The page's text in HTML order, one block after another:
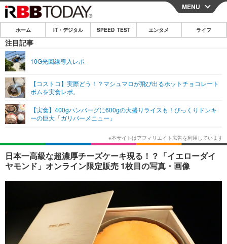
CLOSE
ホーム
IT・デジタル
ネタ
ショッピング その他
SPEED TEST
エンタメ
エンタメTOP
韓国・芸能
音楽 スポーツ
ショッピング
ライフ
ライフTOP グルメ
ペット ショッピング
その他
リリース一覧
プッシュ通知の停止方法
MENU
ホーム IT・デジタル SPEED TEST エンタメ ライフ
注目記事
10G光回線導入レポ
【コストコ】実際どう！？マシュマロが飛び出るホットチョコレート
ボムを実食レポ。
【実食】400gハンバーグに600gの大盛りライスも！びっくりドンキ
ーの巨大「ガリバーメニュー」
日本一高級な超濃厚チーズケーキ現る！？「イエローダイ
ヤモンド」オンライン限定販売 1枚目の写真・画像